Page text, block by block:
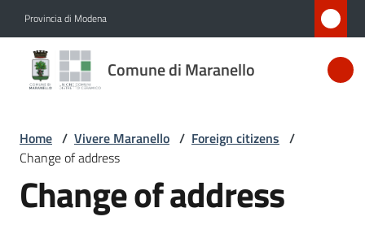
Provincia di Modena
Comune di Maranello
Comune
di
Home / Vivere Maranello / Foreign citizens /
Change of address
Change of address